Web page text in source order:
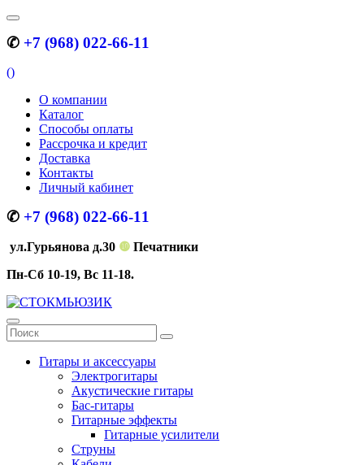
✆ +7 (968) 022-66-11
()
О компании
Каталог
Способы оплаты
Рассрочка и кредит
Доставка
Контакты
Личный кабинет
✆ +7 (968) 022-66-11
ул.Гурьянова д.30 ❿ Печатники
Пн-Сб 10-19, Вс 11-18.
Гитары и аксессуары
Электрогитары
Акустические гитары
Бас-гитары
Гитарные эффекты
Гитарные усилители
Струны